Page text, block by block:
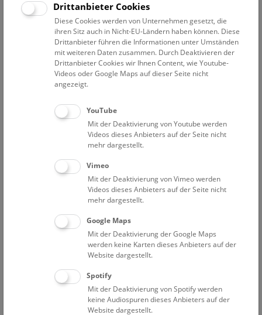
Zusätzlich zu einem Führungs- oder Show-Ticket ist ein gültiges
Eintrittsticket erforderlich.
Bitte beachten Sie, dass das Dach nicht barrierefrei zugänglich
ist und dass der Zutritt erst ab 12 Jahren gestattet ist.
Dachansicht © NHM Wien, Kurt Kracher
Drittanbieter Cookies
Diese Cookies werden von Unternehmen gesetzt, die
ihren Sitz auch in Nicht-EU-Ländern haben können. Diese
Drittanbieter führen die Informationen unter Umständen
mit weiteren Daten zusammen. Durch Deaktivieren der
Drittanbieter Cookies wir Ihnen Content, wie Youtube-
Videos oder Google Maps auf dieser Seite nicht
angezeigt.
YouTube
Mit der Deaktivierung von Youtube werden
Videos dieses Anbieters auf der Seite nicht
mehr dargestellt.
Vimeo
Mit der Deaktivierung von Vimeo werden
Videos dieses Anbieters auf der Seite nicht
mehr dargestellt.
Google Maps
Mit der Deaktivierung der Google Maps
werden keine Karten dieses Anbieters auf der
Website dargestellt.
Spotify
Mit der Deaktivierung von Spotify werden
keine Audiospuren dieses Anbieters auf der
Website dargestellt.